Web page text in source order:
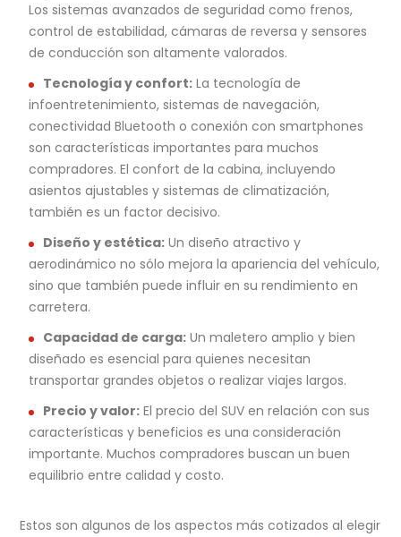
Los sistemas avanzados de seguridad como frenos,
control de estabilidad, cámaras de reversa y sensores
de conducción son altamente valorados.
Tecnología y confort: La tecnología de
infoentretenimiento, sistemas de navegación,
conectividad Bluetooth o conexión con smartphones
son características importantes para muchos
compradores. El confort de la cabina, incluyendo
asientos ajustables y sistemas de climatización,
también es un factor decisivo.
Diseño y estética: Un diseño atractivo y
aerodinámico no sólo mejora la apariencia del vehículo,
sino que también puede influir en su rendimiento en
carretera.
Capacidad de carga: Un maletero amplio y bien
diseñado es esencial para quienes necesitan
transportar grandes objetos o realizar viajes largos.
Precio y valor: El precio del SUV en relación con sus
características y beneficios es una consideración
importante. Muchos compradores buscan un buen
equilibrio entre calidad y costo.
Estos son algunos de los aspectos más cotizados al elegir